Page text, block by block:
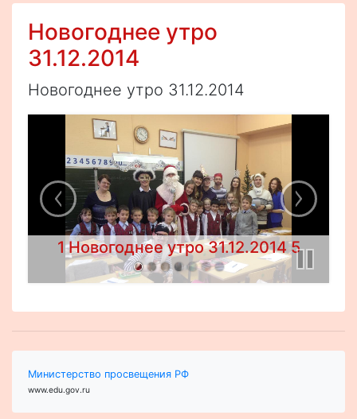
Новогоднее утро
31.12.2014
Новогоднее утро 31.12.2014
7 Новогоднее утро 31.12.2014 5
Министерство просвещения РФ
www.edu.gov.ru